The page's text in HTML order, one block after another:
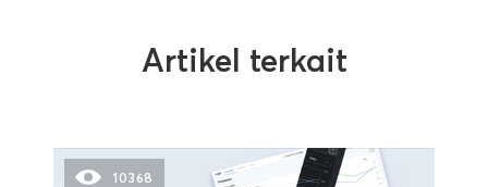
Artikel terkait
10368